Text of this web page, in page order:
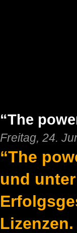
“The
Freitag, 24.
“The
und
Lizenzen.